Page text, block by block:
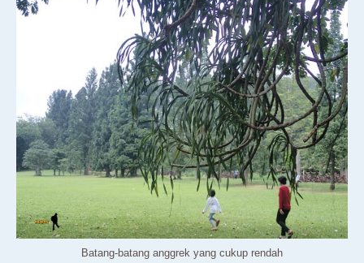
Batang-batang anggrek yang cukup rendah